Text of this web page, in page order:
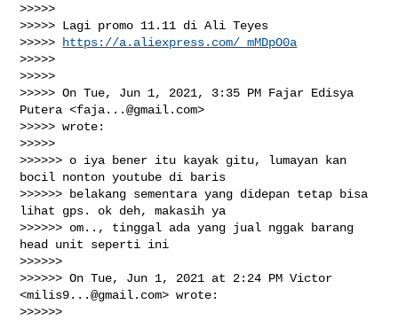
>>>>>
>>>>> Lagi promo 11.11 di Ali Teyes
>>>>>
https://a.aliexpress.com/_mMDpO0a
>>>>>
>>>>>
>>>>> On Tue, Jun 1, 2021, 3:35 PM Fajar Edisya
Putera <faja...@gmail.com>
>>>>> wrote:
>>>>>
>>>>>> o iya bener itu kayak gitu, lumayan kan
bocil nonton youtube di baris
>>>>>> belakang sementara yang didepan tetap bisa
lihat gps. ok deh, makasih ya
>>>>>> om.., tinggal ada yang jual nggak barang
head unit seperti ini
>>>>>>
>>>>>> On Tue, Jun 1, 2021 at 2:24 PM Victor
<milis9...@gmail.com> wrote:
>>>>>>